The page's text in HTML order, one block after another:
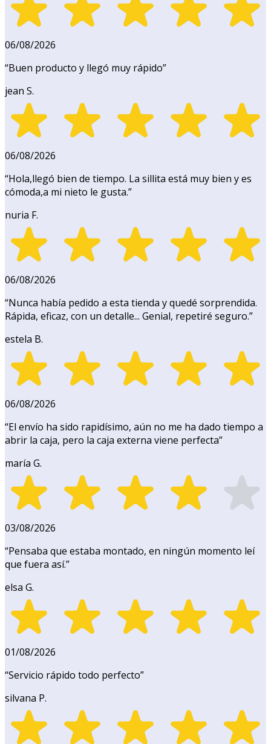
06/08/2026
“Buen producto y llegó muy rápido”
jean S.
06/08/2026
“Hola,llegó bien de tiempo. La sillita está muy bien y es
cómoda,a mi nieto le gusta.”
nuria F.
06/08/2026
“Nunca había pedido a esta tienda y quedé sorprendida.
Rápida, eficaz, con un detalle... Genial, repetiré seguro.”
estela B.
06/08/2026
“El envío ha sido rapidísimo, aún no me ha dado tiempo a
abrir la caja, pero la caja externa viene perfecta”
maría G.
03/08/2026
“Pensaba que estaba montado, en ningún momento leí
que fuera así.”
elsa G.
01/08/2026
“Servicio rápido todo perfecto”
silvana P.